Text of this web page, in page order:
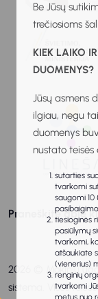
Be Jūsų
trečiosioms
KIEK LAIKO
DUOMENYS?
Jūsų asmens
ilgiau, negu
duomenys
nustato teisės
sutarties
tvarkomi
saugomi
tiesioginės
pasiūlymų
tvarkomi,
atšaukiate
(vienerius)
renginių
tvarkomi
metus nuo
Praneškite apie
2026 © Mokinių
sistema. Visos